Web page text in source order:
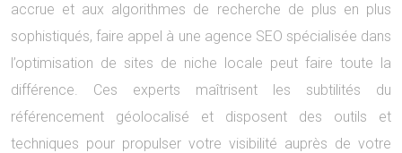
accrue et aux algorithmes de recherche de plus en plus
sophistiqués, faire appel à une agence SEO spécialisée dans
l’optimisation de sites de niche locale peut faire toute la
différence. Ces experts maîtrisent les subtilités du
référencement géolocalisé et disposent des outils et
techniques pour propulser votre visibilité auprès de votre